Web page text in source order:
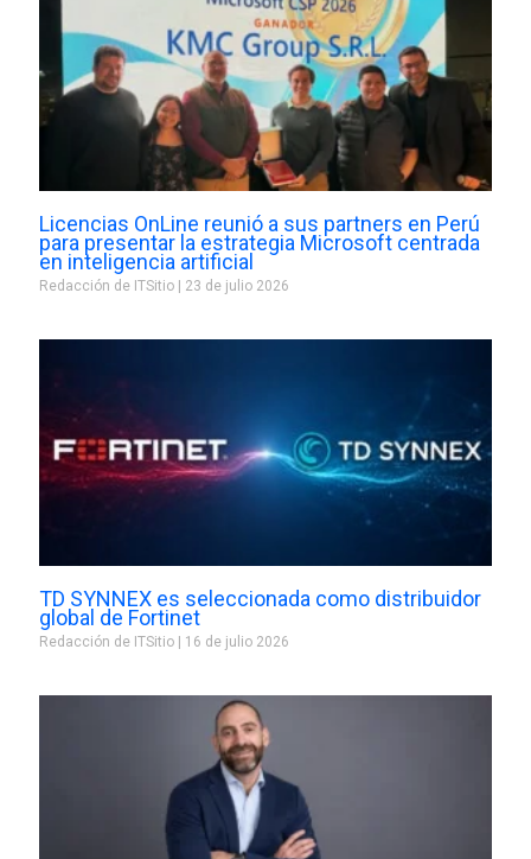
Licencias OnLine reunió a sus partners en Perú
para presentar la estrategia Microsoft centrada
en inteligencia artificial
Redacción de ITSitio 23 de julio 2026
TD SYNNEX es seleccionada como distribuidor
global de Fortinet
Redacción de ITSitio 16 de julio 2026